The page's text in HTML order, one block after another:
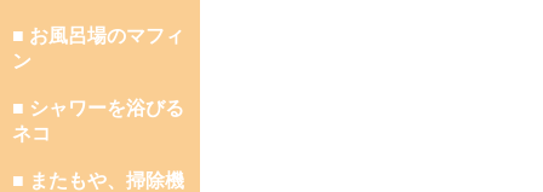
■ お風呂場のマフィ
ン
■ シャワーを浴びる
ネコ
■ またもや、掃除機